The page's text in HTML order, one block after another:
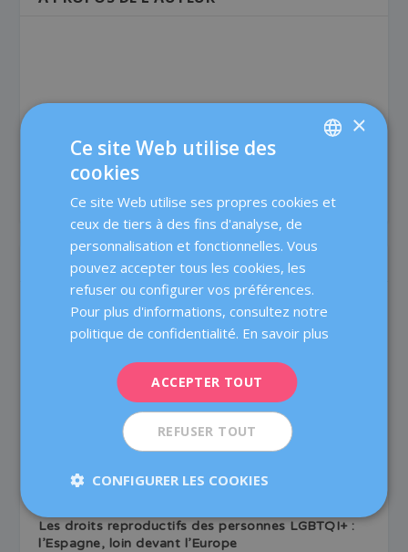
Carmen Ara
Especialista en Ginecología Oncológica y Patología
ARTICLES SIMILAIRES
Les droits reproductifs des personnes LGBTQI+ :
l’Espagne, loin devant l’Europe
CATALÀ
DEUTSCH
ITALIANO
×
Ce site Web utilise des
cookies
Ce site Web utilise ses propres cookies et
ceux de tiers à des fins d'analyse, de
personnalisation et fonctionnelles. Vous
pouvez accepter tous les cookies, les
refuser ou configurer vos préférences.
Pour plus d'informations, consultez notre
politique de confidentialité. En savoir plus
ACCEPTER TOUT
REFUSER TOUT
CONFIGURER LES COOKIES